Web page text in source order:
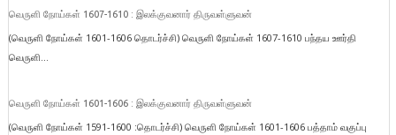
வெருளி நோய்கள் 1607-1610 : இலக்குவனார் திருவள்ளுவன்
(வெருளி நோய்கள் 1601-1606 தொடர்ச்சி) வெருளி நோய்கள் 1607-1610 பந்தய ஊர்தி
வெருளி...
வெருளி நோய்கள் 1601-1606 : இலக்குவனார் திருவள்ளுவன்
(வெருளி நோய்கள் 1591-1600 :தொடர்ச்சி) வெருளி நோய்கள் 1601-1606 பத்தாம் வகுப்பு